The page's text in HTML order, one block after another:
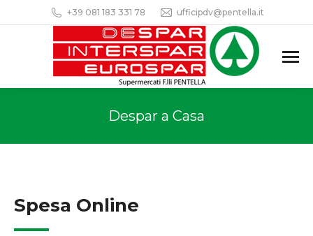
+39 081 183 331 78 ufficipdv@pentella.it
Despar a Casa
Spesa Online